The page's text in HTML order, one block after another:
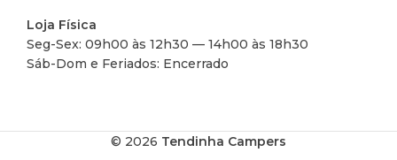
Loja Física
Seg-Sex: 09h00 às 12h30 — 14h00 às 18h30
Sáb-Dom e Feriados: Encerrado
© 2026 Tendinha Campers